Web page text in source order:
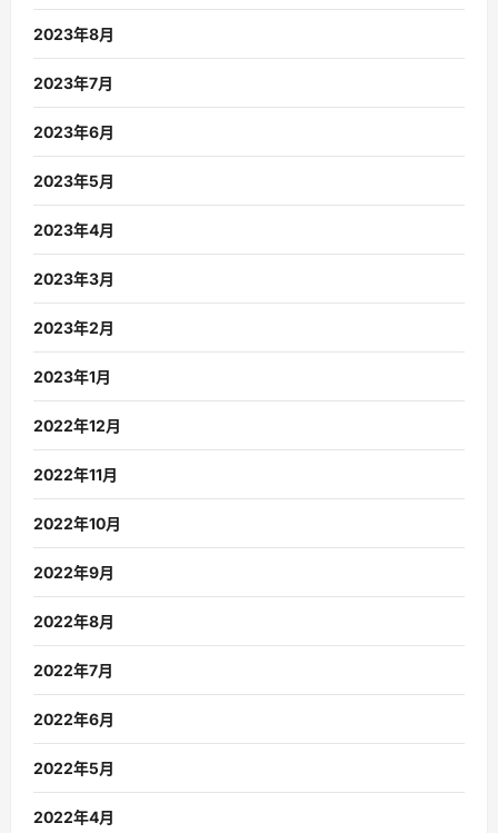
2023年8月
2023年7月
2023年6月
2023年5月
2023年4月
2023年3月
2023年2月
2023年1月
2022年12月
2022年11月
2022年10月
2022年9月
2022年8月
2022年7月
2022年6月
2022年5月
2022年4月